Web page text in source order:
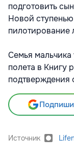
подготовить
Новой ступенью
пилотирование
Семья
полета в Книгу
подтверждения
Источник